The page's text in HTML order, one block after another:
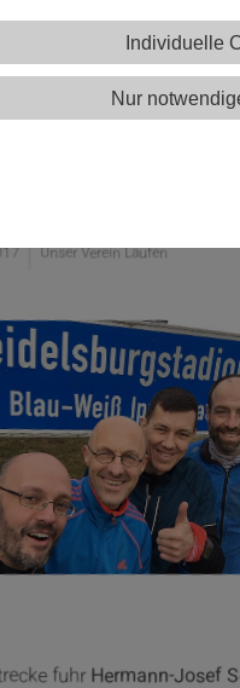
Individuelle
Nur
Unser Verein Laufen
fuhr Hermann-Josef